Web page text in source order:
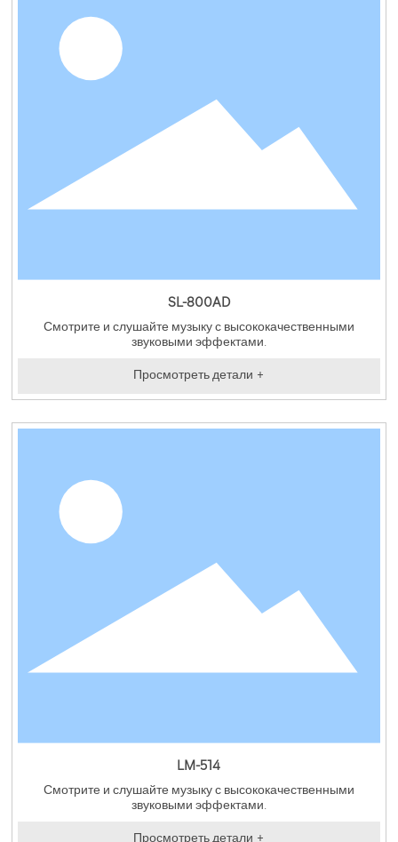
SL-800AD
Смотрите и слушайте музыку с высококачественными
звуковыми эффектами.
Просмотреть детали +
LM-514
Смотрите и слушайте музыку с высококачественными
звуковыми эффектами.
Просмотреть детали +